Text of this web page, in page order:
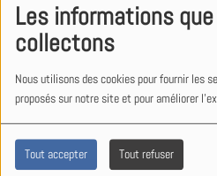
Les informations
collectons
Nous utilisons des cookies pour fournir les
proposés sur notre site et pour améliorer
Tout accepter Tout refuser